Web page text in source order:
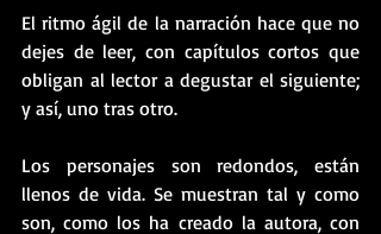
El ritmo ágil de la narración hace que no
dejes de leer, con capítulos cortos que
obligan al lector a degustar el siguiente;
y así, uno tras otro.
Los personajes son redondos, están
llenos de vida. Se muestran tal y como
son, como los ha creado la autora, con